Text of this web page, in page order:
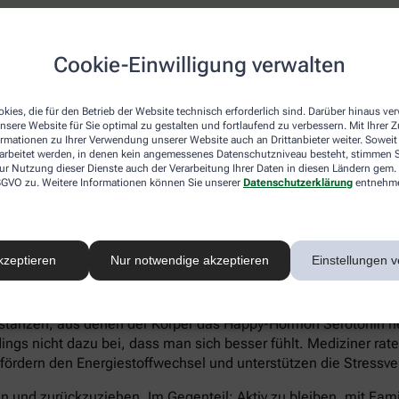
Cookie-Einwilligung verwalten
die für den Betrieb der Website technisch erforderlich sind. Darüber hinaus
Website für Sie optimal zu gestalten und fortlaufend zu verbessern. Mit Ihrer
zu Ihrer Verwendung unserer Website auch an Drittanbieter weiter. Soweit
werden, in denen kein angemessenes Datenschutzniveau besteht, stimmen
Nutzung dieser Dienste auch der Verarbeitung Ihrer Daten in diesen Ländern
zu. Weitere Informationen können Sie unserer Datenschutzerklärung
Nur notwendige akzeptieren Einstellungen
eher Ein- und Durchschlafstörungen anstatt eines
Heißhungerattacken. Ein Anzeichen für eine
sich zu kaum etwas aufraffen und sind permanent
sind typisch.
– auch wenn ein Angehöriger betroffen ist – sollte man
Deutsche Depressionshilfe auf:
Süßkram sind. Schokolade macht tatsächlich glücklich.
aus denen der Körper das Happy-Hormon Serotonin
nicht dazu bei, dass man sich besser fühlt. Mediziner
den Energiestoffwechsel und unterstützen die